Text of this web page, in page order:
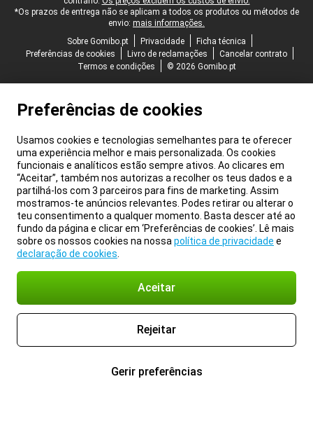
*Os prazos de entrega não se aplicam a todos os produtos ou métodos de
envio: mais informações.
Sobre Gomibo.pt
Privacidade
Ficha técnica
Preferências de cookies
Livro de reclamações
Cancelar contrato
Termos e condições
© 2026 Gomibo.pt
Preferências de cookies
Usamos cookies e tecnologias semelhantes para te oferecer
uma experiência melhor e mais personalizada. Os cookies
funcionais e analíticos estão sempre ativos. Ao clicares em
“Aceitar”, também nos autorizas a recolher os teus dados e a
partilhá-los com 3 parceiros para fins de marketing. Assim
mostramos-te anúncios relevantes. Podes retirar ou alterar o
teu consentimento a qualquer momento. Basta descer até ao
fundo da página e clicar em ‘Preferências de cookies’. Lê mais
sobre os nossos cookies na nossa política de privacidade e
declaração de cookies
Aceitar
Rejeitar
Gerir preferências